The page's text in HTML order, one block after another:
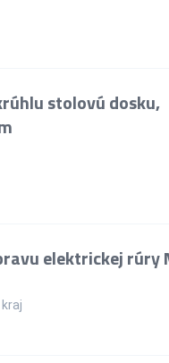
stolovú dosku,
elektrickej rúry